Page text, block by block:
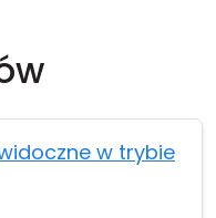
w trybie